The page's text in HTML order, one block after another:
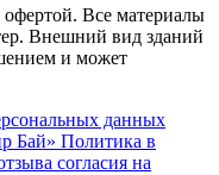
Все материалы
Внешний вид зданий
и может
данных
Бай» Политика в
согласия на